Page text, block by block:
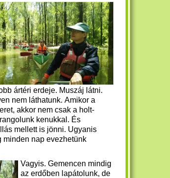
ártéri erdeje. Muszáj látni.
nem láthatunk. Amikor a
akkor nem csak a holt-
kenukkal. És
mellett is jönni. Ugyanis
minden nap evezhetünk
Vagyis. Gemencen mindig
az erdőben lapátolunk, de